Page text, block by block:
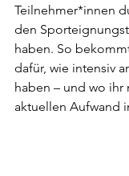
Teilnehmer*innen
den
haben. So
dafür, wie intensiv
haben – und wo ihr
aktuellen Aufwand